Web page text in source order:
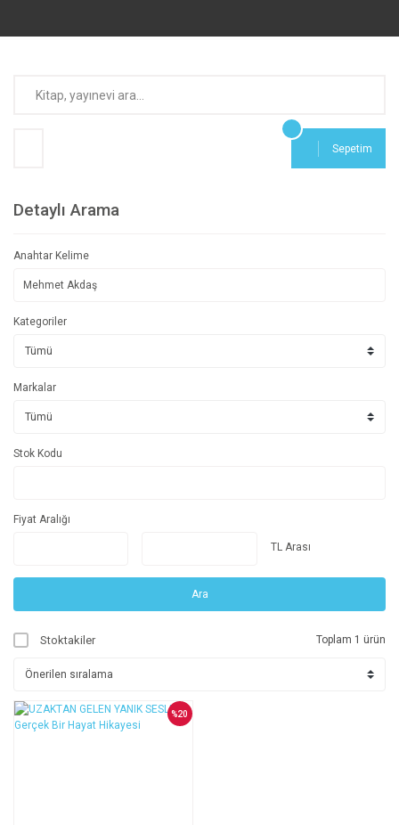
Sepetim
Detaylı Arama
Anahtar Kelime
Kategoriler
Markalar
Stok Kodu
Fiyat Aralığı
TL Arası
Ara
Stoktakiler Toplam 1 ürün
%20